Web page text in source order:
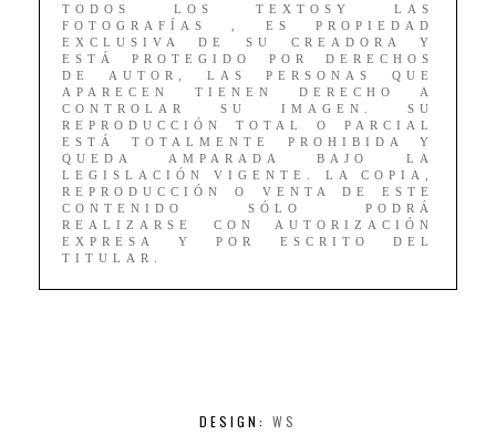
TODOS LOS TEXTOSY LAS
FOTOGRAFÍAS , ES PROPIEDAD
EXCLUSIVA DE SU CREADORA Y
ESTÁ PROTEGIDO POR DERECHOS
DE AUTOR, LAS PERSONAS QUE
APARECEN TIENEN DERECHO A
CONTROLAR SU IMAGEN. SU
REPRODUCCIÓN TOTAL O PARCIAL
ESTÁ TOTALMENTE PROHIBIDA Y
QUEDA AMPARADA BAJO LA
LEGISLACIÓN VIGENTE. LA COPIA,
REPRODUCCIÓN O VENTA DE ESTE
CONTENIDO SÓLO PODRÁ
REALIZARSE CON AUTORIZACIÓN
EXPRESA Y POR ESCRITO DEL
TITULAR.
DESIGN: WS